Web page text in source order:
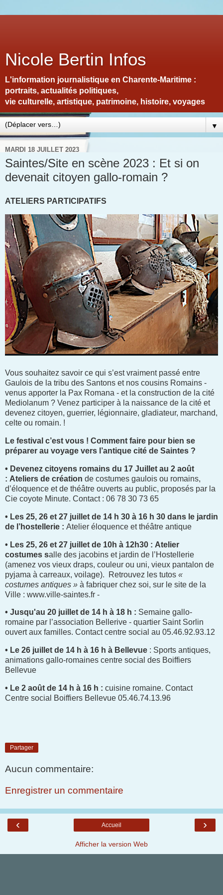
Nicole Bertin Infos
L'information journalistique en Charente-Maritime :
portraits, actualités politiques,
vie culturelle, artistique, patrimoine, histoire, voyages
▼
MARDI 18 JUILLET 2023
Saintes/Site en scène 2023 : Et si on
devenait citoyen gallo-romain ?
ATELIERS PARTICIPATIFS
Vous souhaitez savoir ce qui s’est vraiment passé entre
Gaulois de la tribu des Santons et nos cousins Romains -
venus apporter la Pax Romana - et la construction de la cité
Mediolanum ? Venez participer à la naissance de la cité et
devenez citoyen, guerrier, légionnaire, gladiateur, marchand,
celte ou romain. !
Le festival c’est vous ! Comment faire pour bien se
préparer au voyage vers l’antique cité de Saintes ?
• Devenez citoyens romains du 17 Juillet au 2 août
: Ateliers de création de costumes gaulois ou romains,
d’éloquence et de théâtre ouverts au public, proposés par la
Cie coyote Minute. Contact : 06 78 30 73 65
• Les 25, 26 et 27 juillet de 14 h 30 à 16 h 30 dans le jardin
de l’hostellerie : Atelier éloquence et théâtre antique
• Les 25, 26 et 27 juillet de 10h à 12h30 : Atelier
costumes salle des jacobins et jardin de l’Hostellerie
(amenez vos vieux draps, couleur ou uni, vieux pantalon de
pyjama à carreaux, voilage). Retrouvez les tutos «
costumes antiques » à fabriquer chez soi, sur le site de la
Ville : www.ville-saintes.fr -
• Jusqu'au 20 juillet de 14 h à 18 h : Semaine gallo-
romaine par l’association Bellerive - quartier Saint Sorlin
ouvert aux familles. Contact centre social au 05.46.92.93.12
• Le 26 juillet de 14 h à 16 h à Bellevue : Sports antiques,
animations gallo-romaines centre social des Boiffiers
Bellevue
• Le 2 août de 14 h à 16 h : cuisine romaine. Contact
Centre social Boiffiers Bellevue 05.46.74.13.96
Partager
Aucun commentaire:
Enregistrer un commentaire
‹ ›
Accueil
Afficher la version Web